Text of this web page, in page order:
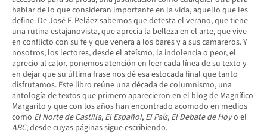
hablar de lo que consideran importante en la vida, aquello que les
define. De José F. Peláez sabemos que detesta el verano, que tiene
una rutina estajanovista, que aprecia la belleza en el arte, que vive
en conflicto con su fe y que venera a los bares y a sus camareros. Y
nosotros, los lectores, desde el ateísmo, la indolencia o peor, el
aprecio al calor, ponemos atención en leer cada línea de su texto y
en dejar que su última frase nos dé esa estocada final que tanto
disfrutamos. Este libro reúne una década de columnismo, una
antología de textos que primero aparecieron en el blog de Magnífico
Margarito y que con los años han encontrado acomodo en medios
como El Norte de Castilla, El Español, El País, El Debate de Hoyo el
ABC, desde cuyas páginas sigue escribiendo.